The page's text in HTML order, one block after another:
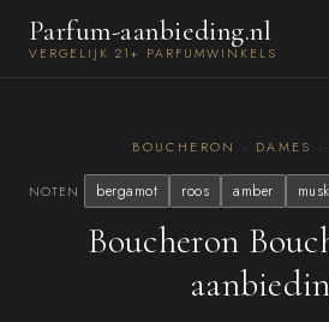
Parfum-aanbieding.nl
VERGELIJK 21+ PARFUMWINKELS
BOUCHERON · DAMES
NOTEN bergamot roos amber musk
Boucheron